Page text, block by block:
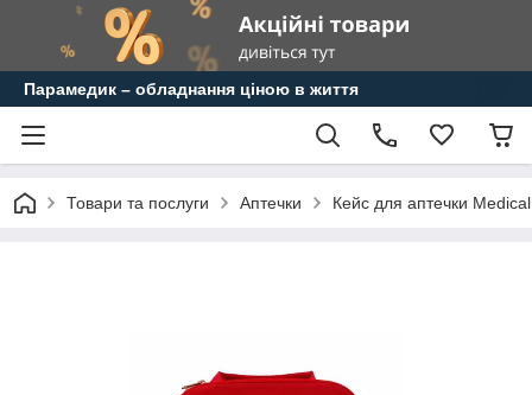
Парамедик – обладнання ціною в життя
Товари та послуги Аптечки Кейс для аптечки